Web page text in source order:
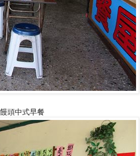
頭中式早餐